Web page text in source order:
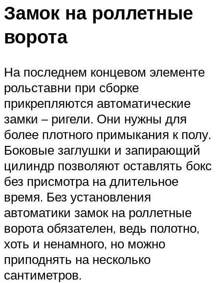
Замок на роллетные
ворота
На последнем концевом элементе
рольставни при сборке
прикрепляются автоматические
замки – ригели. Они нужны для
более плотного примыкания к полу.
Боковые заглушки и запирающий
цилиндр позволяют оставлять бокс
без присмотра на длительное
время. Без установления
автоматики замок на роллетные
ворота обязателен, ведь полотно,
хоть и ненамного, но можно
приподнять на несколько
сантиметров.